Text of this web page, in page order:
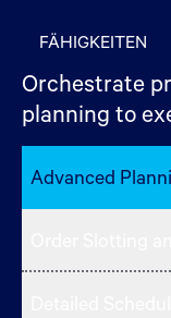
FÄHIGKEITEN
Orchestrate
planning to
Advanced